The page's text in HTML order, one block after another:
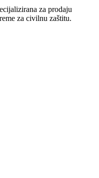
za prodaju
za civilnu zaštitu.